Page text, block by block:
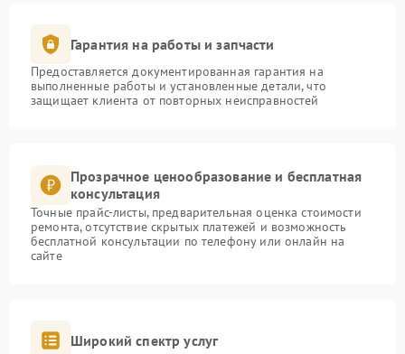
Гарантия на работы и запчасти
Предоставляется документированная гарантия на
выполненные работы и установленные детали, что
защищает клиента от повторных неисправностей
Прозрачное ценообразование и бесплатная
консультация
Точные прайс-листы, предварительная оценка стоимости
ремонта, отсутствие скрытых платежей и возможность
бесплатной консультации по телефону или онлайн на
сайте
Широкий спектр услуг